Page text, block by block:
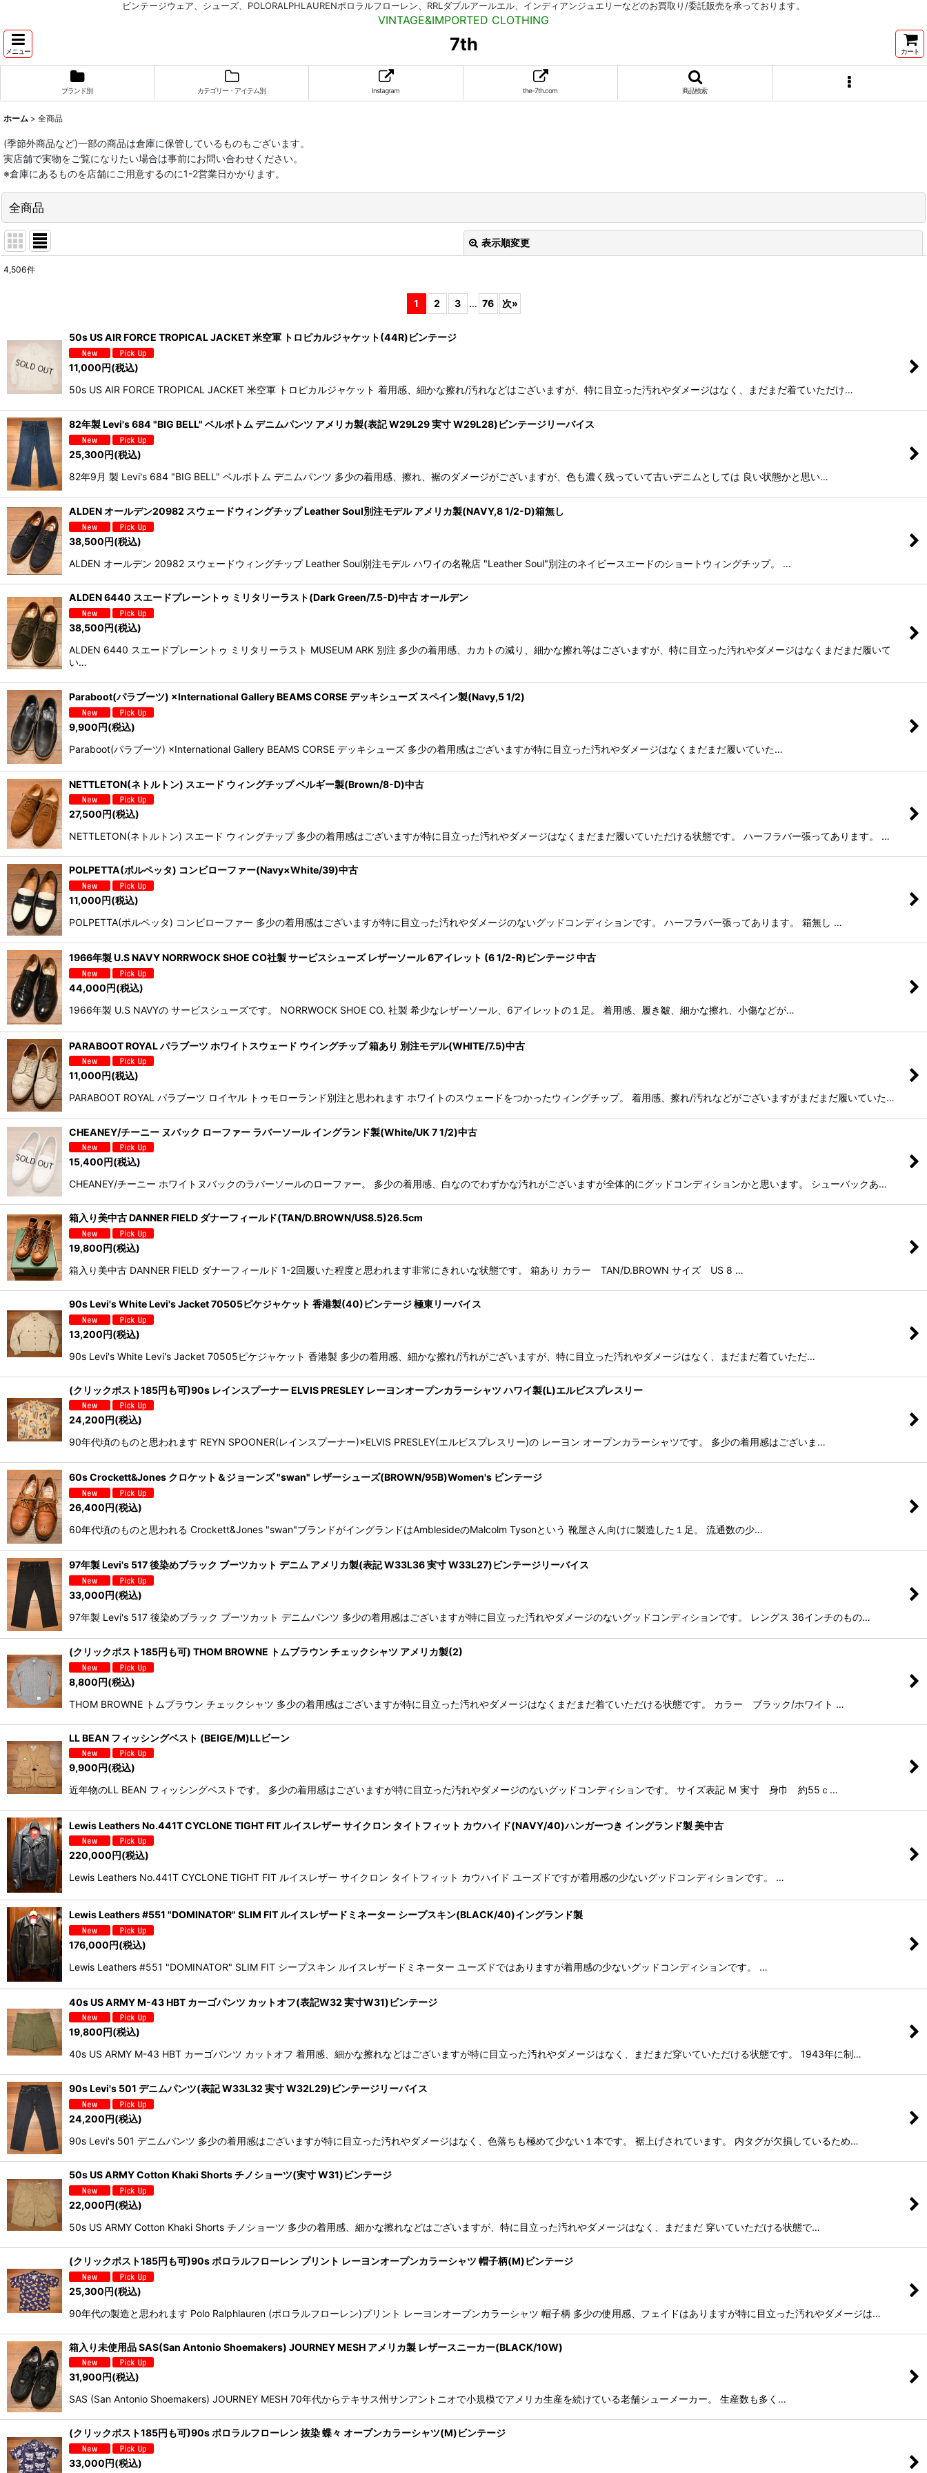
ビンテージウェア、シューズ、POLORALPHLAURENポロラルフローレン、RRLダブルアールエル、インディアンジュエリーなどのお買取り/委託販売を承っております。
VINTAGE&IMPORTED CLOTHING
メニュー 7th カート
ブランド別 カテゴリー・アイテム別 Instagram the-7th.com 商品検索
ホーム > 全商品
(季節外商品など)一部の商品は倉庫に保管しているものもございます。
実店舗で実物をご覧になりたい場合は事前にお問い合わせください。
※倉庫にあるものを店舗にご用意するのに1-2営業日かかります。
全商品
表示順変更
4,506件
1 2 3 ... 76 次»
50s US AIR FORCE TROPICAL JACKET 米空軍 トロピカルジャケット(44R)ビンテージ
11,000円(税込)
50s US AIR FORCE TROPICAL JACKET 米空軍 トロピカルジャケット 着用感、細かな擦れ/汚れなどはございますが、特に目立った汚れやダメージはなく、まだまだ着ていただけ…
82年製 Levi's 684 "BIG BELL" ベルボトム デニムパンツ アメリカ製(表記 W29L29 実寸 W29L28)ビンテージリーバイス
25,300円(税込)
82年9月 製 Levi's 684 "BIG BELL" ベルボトム デニムパンツ 多少の着用感、擦れ、裾のダメージがございますが、色も濃く残っていて古いデニムとしては 良い状態かと思い…
ALDEN オールデン20982 スウェードウィングチップ Leather Soul別注モデル アメリカ製(NAVY,8 1/2-D)箱無し
38,500円(税込)
ALDEN オールデン 20982 スウェードウィングチップ Leather Soul別注モデル ハワイの名靴店 "Leather Soul"別注のネイビースエードのショートウィングチップ。 …
ALDEN 6440 スエードプレーントゥ ミリタリーラスト(Dark Green/7.5-D)中古 オールデン
38,500円(税込)
ALDEN 6440 スエードプレーントゥ ミリタリーラスト MUSEUM ARK 別注 多少の着用感、カカトの減り、細かな擦れ等はございますが、特に目立った汚れやダメージはなくまだまだ履いて
い…
Paraboot(パラブーツ) ×International Gallery BEAMS CORSE デッキシューズ スペイン製(Navy,5 1/2)
9,900円(税込)
Paraboot(パラブーツ) ×International Gallery BEAMS CORSE デッキシューズ 多少の着用感はございますが特に目立った汚れやダメージはなくまだまだ履いていた…
NETTLETON(ネトルトン) スエード ウィングチップ ベルギー製(Brown/8-D)中古
27,500円(税込)
NETTLETON(ネトルトン) スエード ウィングチップ 多少の着用感はございますが特に目立った汚れやダメージはなくまだまだ履いていただける状態です。 ハーフラバー張ってあります。 …
POLPETTA(ポルペッタ) コンビローファー(Navy×White/39)中古
11,000円(税込)
POLPETTA(ポルペッタ) コンビローファー 多少の着用感はございますが特に目立った汚れやダメージのないグッドコンディションです。 ハーフラバー張ってあります。 箱無し …
1966年製 U.S NAVY NORRWOCK SHOE CO社製 サービスシューズ レザーソール 6アイレット (6 1/2-R)ビンテージ 中古
44,000円(税込)
1966年製 U.S NAVYの サービスシューズです。 NORRWOCK SHOE CO. 社製 希少なレザーソール、6アイレットの１足。 着用感、履き皺、細かな擦れ、小傷などが…
PARABOOT ROYAL パラブーツ ホワイトスウェード ウイングチップ 箱あり 別注モデル(WHITE/7.5)中古
11,000円(税込)
PARABOOT ROYAL パラブーツ ロイヤル トゥモローランド別注と思われます ホワイトのスウェードをつかったウィングチップ。 着用感、擦れ/汚れなどがございますがまだまだ履いていた…
CHEANEY/チーニー ヌバック ローファー ラバーソール イングランド製(White/UK 7 1/2)中古
15,400円(税込)
CHEANEY/チーニー ホワイトヌバックのラバーソールのローファー。 多少の着用感、白なのでわずかな汚れがございますが全体的にグッドコンディションかと思います。 シューバックあ…
箱入り美中古 DANNER FIELD ダナーフィールド(TAN/D.BROWN/US8.5)26.5cm
19,800円(税込)
箱入り美中古 DANNER FIELD ダナーフィールド 1-2回履いた程度と思われます非常にきれいな状態です。 箱あり カラー TAN/D.BROWN サイズ US 8 …
90s Levi's White Levi's Jacket 70505ピケジャケット 香港製(40)ビンテージ 極東リーバイス
13,200円(税込)
90s Levi's White Levi's Jacket 70505ピケジャケット 香港製 多少の着用感、細かな擦れ/汚れがございますが、特に目立った汚れやダメージはなく、まだまだ着ていただ…
(クリックポスト185円も可)90s レインスプーナー ELVIS PRESLEY レーヨンオープンカラーシャツ ハワイ製(L)エルビスプレスリー
24,200円(税込)
90年代頃のものと思われます REYN SPOONER(レインスプーナー)×ELVIS PRESLEY(エルビスプレスリー)の レーヨン オープンカラーシャツです。 多少の着用感はございま…
60s Crockett&Jones クロケット＆ジョーンズ "swan" レザーシューズ(BROWN/95B)Women's ビンテージ
26,400円(税込)
60年代頃のものと思われる Crockett&Jones "swan"ブランドがイングランドはAmblesideのMalcolm Tysonという 靴屋さん向けに製造した１足。 流通数の少…
97年製 Levi's 517 後染めブラック ブーツカット デニム アメリカ製(表記 W33L36 実寸 W33L27)ビンテージリーバイス
33,000円(税込)
97年製 Levi's 517 後染めブラック ブーツカット デニムパンツ 多少の着用感はございますが特に目立った汚れやダメージのないグッドコンディションです。 レングス 36インチのもの…
(クリックポスト185円も可) THOM BROWNE トムブラウン チェックシャツ アメリカ製(2)
8,800円(税込)
THOM BROWNE トムブラウン チェックシャツ 多少の着用感はございますが特に目立った汚れやダメージはなくまだまだ着ていただける状態です。 カラー ブラック/ホワイト …
LL BEAN フィッシングベスト (BEIGE/M)LLビーン
9,900円(税込)
近年物のLL BEAN フィッシングベストです。 多少の着用感はございますが特に目立った汚れやダメージのないグッドコンディションです。 サイズ表記 Ｍ 実寸 身巾 約55ｃ…
Lewis Leathers No.441T CYCLONE TIGHT FIT ルイスレザー サイクロン タイトフィット カウハイド(NAVY/40)ハンガーつき イングランド製 美中古
220,000円(税込)
Lewis Leathers No.441T CYCLONE TIGHT FIT ルイスレザー サイクロン タイトフィット カウハイド ユーズドですが着用感の少ないグッドコンディションです。 …
Lewis Leathers #551 "DOMINATOR" SLIM FIT ルイスレザードミネーター シープスキン(BLACK/40)イングランド製
176,000円(税込)
Lewis Leathers #551 "DOMINATOR" SLIM FIT シープスキン ルイスレザードミネーター ユーズドではありますが着用感の少ないグッドコンディションです。 …
40s US ARMY M-43 HBT カーゴパンツ カットオフ(表記W32 実寸W31)ビンテージ
19,800円(税込)
40s US ARMY M-43 HBT カーゴパンツ カットオフ 着用感、細かな擦れなどはございますが特に目立った汚れやダメージはなく、まだまだ穿いていただける状態です。 1943年に制…
90s Levi's 501 デニムパンツ(表記 W33L32 実寸 W32L29)ビンテージリーバイス
24,200円(税込)
90s Levi's 501 デニムパンツ 多少の着用感はございますが特に目立った汚れやダメージはなく、色落ちも極めて少ない１本です。 裾上げされています。 内タグが欠損しているため…
50s US ARMY Cotton Khaki Shorts チノショーツ(実寸 W31)ビンテージ
22,000円(税込)
50s US ARMY Cotton Khaki Shorts チノショーツ 多少の着用感、細かな擦れなどはございますが、特に目立った汚れやダメージはなく、まだまだ 穿いていただける状態で…
(クリックポスト185円も可)90s ポロラルフローレン プリント レーヨンオープンカラーシャツ 帽子柄(M)ビンテージ
25,300円(税込)
90年代の製造と思われます Polo Ralphlauren (ポロラルフローレン)プリント レーヨンオープンカラーシャツ 帽子柄 多少の使用感、フェイドはありますが特に目立った汚れやダメージは…
箱入り未使用品 SAS(San Antonio Shoemakers) JOURNEY MESH アメリカ製 レザースニーカー(BLACK/10W)
31,900円(税込)
SAS (San Antonio Shoemakers) JOURNEY MESH 70年代からテキサス州サンアントニオで小規模でアメリカ生産を続けている老舗シューメーカー。 生産数も多く…
(クリックポスト185円も可)90s ポロラルフローレン 抜染 蝶々 オープンカラーシャツ(M)ビンテージ
33,000円(税込)